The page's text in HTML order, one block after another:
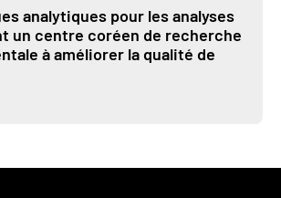
analytiques pour les analyses
un centre coréen de recherche
à améliorer la qualité de